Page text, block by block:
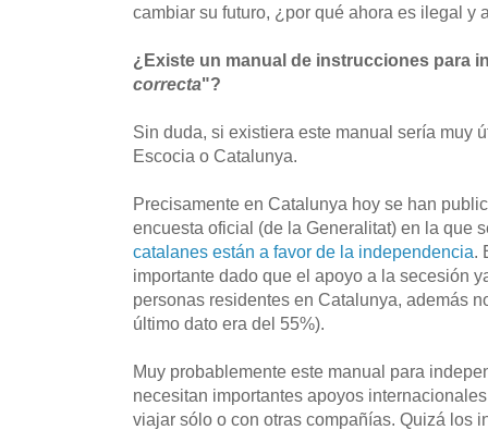
cambiar su futuro, ¿por qué ahora es ilegal y
¿Existe un manual de instrucciones para
correcta"?
Sin duda, si existiera este manual sería muy
Escocia o Catalunya.
Precisamente en Catalunya hoy se han
encuesta oficial (de la Generalitat) en la que
catalanes están a favor de la independencia.
importante dado que el apoyo a la secesión
personas residentes en Catalunya, además
último dato era del 55%).
Muy probablemente este manual para
necesitan importantes apoyos
viajar sólo o con otras compañías. Quizá los